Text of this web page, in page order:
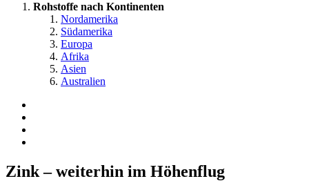
Rohstoffe nach Kontinenten
Nordamerika
Südamerika
Europa
Afrika
Asien
Australien
Zink – weiterhin im Höhenflug